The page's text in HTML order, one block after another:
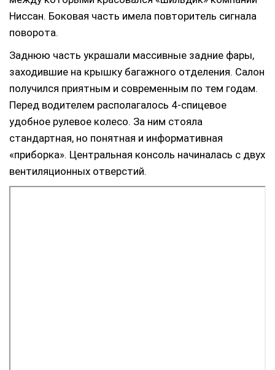
Ниссан. Боковая часть имела повторитель сигнала
поворота.
Заднюю часть украшали массивные задние фары,
заходившие на крышку багажного отделения. Салон
получился приятным и современным по тем годам.
Перед водителем располагалось 4-спицевое
удобное рулевое колесо. За ним стояла
стандартная, но понятная и информативная
«приборка». Центральная консоль начиналась с двух
вентиляционных отверстий.